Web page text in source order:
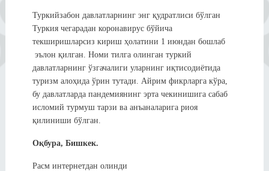
Туркийзабон давлатларнинг энг қудратлиси бўлган
Туркия чегарадан коронавирус бўйича
текширишларсиз кириш ҳолатини 1 июндан бошлаб
эълон қилган. Номи тилга олинган туркий
давлатларнинг ўзгачалиги уларнинг иқтисодиётида
туризм алоҳида ўрин тутади. Айрим фикрларга кўра,
бу давлатларда пандемиянинг эрта чекинишига сабаб
исломий турмуш тарзи ва анъаналарига риоя
қилиниши бўлган.
Оқбура, Бишкек.
Расм интернетдан олинди